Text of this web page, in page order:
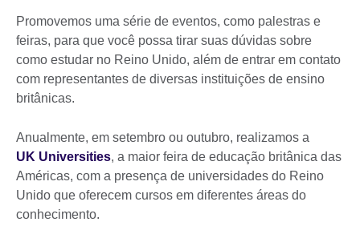
Promovemos uma série de eventos, como palestras e
feiras, para que você possa tirar suas dúvidas sobre
como estudar no Reino Unido, além de entrar em contato
com representantes de diversas instituições de ensino
britânicas.
Anualmente, em setembro ou outubro, realizamos a
UK Universities, a maior feira de educação britânica das
Américas, com a presença de universidades do Reino
Unido que oferecem cursos em diferentes áreas do
conhecimento.